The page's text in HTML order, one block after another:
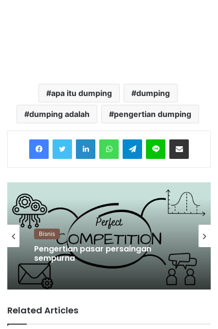
apa itu dumping dumping
dumping adalah pengertian dumping
Telegram
Bisnis
Pengertian pasar persaingan
sempurna
Related Articles